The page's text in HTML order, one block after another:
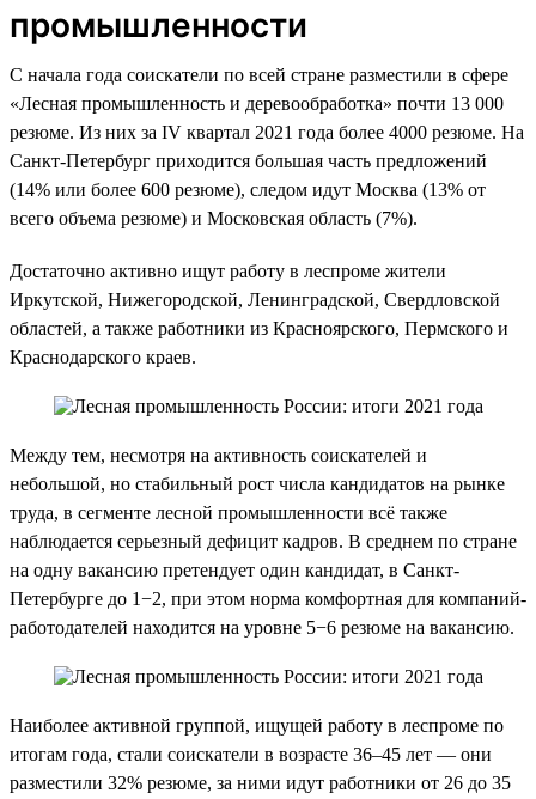
промышленности
С начала года соискатели по всей стране разместили в сфере
«Лесная промышленность и деревообработка» почти 13 000
резюме. Из них за IV квартал 2021 года более 4000 резюме. На
Санкт-Петербург приходится большая часть предложений
(14% или более 600 резюме), следом идут Москва (13% от
всего объема резюме) и Московская область (7%).
Достаточно активно ищут работу в леспроме жители
Иркутской, Нижегородской, Ленинградской, Свердловской
областей, а также работники из Красноярского, Пермского и
Краснодарского краев.
Между тем, несмотря на активность соискателей и
небольшой, но стабильный рост числа кандидатов на рынке
труда, в сегменте лесной промышленности всё также
наблюдается серьезный дефицит кадров. В среднем по стране
на одну вакансию претендует один кандидат, в Санкт-
Петербурге до 1−2, при этом норма комфортная для компаний-
работодателей находится на уровне 5−6 резюме на вакансию.
Наиболее активной группой, ищущей работу в леспроме по
итогам года, стали соискатели в возрасте 36–45 лет — они
разместили 32% резюме, за ними идут работники от 26 до 35